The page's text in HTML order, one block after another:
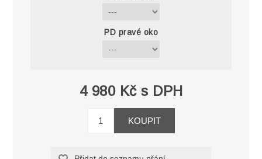
PD pravé oko
4 980 Kč s DPH